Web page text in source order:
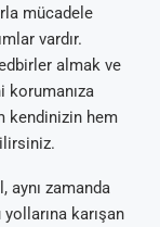
mücadele
vardır.
almak ve
korumanıza
kendinizin hem
aynı zamanda
karışan